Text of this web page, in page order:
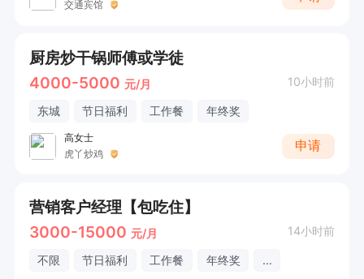
交通宾馆
厨房炒干锅师傅或学徒
4000-5000 元/月 10小时前
东城 节日福利 工作餐 年终奖
高女士
虎丫炒鸡
申请
营销客户经理【包吃住】
3000-15000 元/月 14小时前
不限 节日福利 工作餐 年终奖 ...